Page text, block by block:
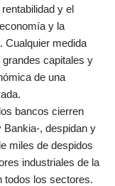
y el
y la
Cualquier medida
capitales y
de una
bancos cierren
, despidan y
miles de despidos
industriales de la
todos los sectores.